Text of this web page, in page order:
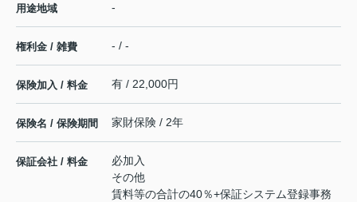
用途地域 -
権利金 / 雑費 - / -
保険加入 / 料金 有 / 22,000円
保険名 / 保険期間 家財保険 / 2年
保証会社 / 料金
必加入
その他
賃料等の合計の40％+保証システム登録事務